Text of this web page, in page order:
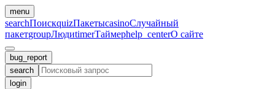
menu
searchПоискquizПакетыcasinoСлучайный
пакетgroupЛюдиtimerТаймерhelp_centerО сайте
bug_report
search
login